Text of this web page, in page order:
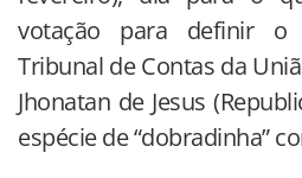
votação para definir
Tribunal de Contas da
Jhonatan de Jesus
espécie de “dobradinha”